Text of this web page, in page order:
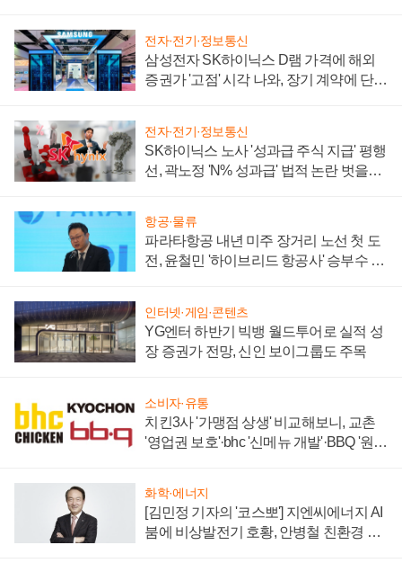
전자·전기·정보통신
삼성전자 SK하이닉스 D램 가격에 해외
증권가 '고점' 시각 나와, 장기 계약에 단점
전자·전기·정보통신
SK하이닉스 노사 '성과급 주식 지급' 평행
선, 곽노정 'N% 성과급' 법적 논란 벗을지
항공·물류
파라타항공 내년 미주 장거리 노선 첫 도
전, 윤철민 '하이브리드 항공사' 승부수 통
인터넷·게임·콘텐츠
YG엔터 하반기 빅뱅 월드투어로 실적 성
장 증권가 전망, 신인 보이그룹도 주목
소비자·유통
치킨3사 '가맹점 상생' 비교해보니, 교촌
'영업권 보호'·bhc '신메뉴 개발'·BBQ '원가
화학·에너지
[김민정 기자의 '코스뽀'] 지엔씨에너지 AI
붐에 비상발전기 호황, 안병철 친환경 에